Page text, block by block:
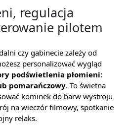
regulacja
pilotem
czy gabinecie zależy od
personalizować wygląd
podświetlenia płomieni:
pomarańczowy. To świetna
kominek do barw wystroju
na wieczór filmowy, spotkanie
relaks.